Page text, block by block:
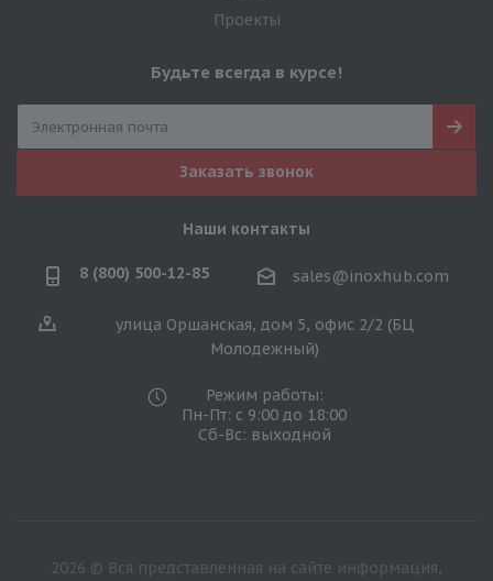
Проекты
Будьте всегда в курсе!
Заказать звонок
Наши контакты
8 (800) 500-12-85 sales@inoxhub.com
улица Оршанская, дом 5, офис 2/2 (БЦ
Молодежный)
Режим работы:
Пн-Пт: с 9:00 до 18:00
Сб-Вс: выходной
2026 © Вся представленная на сайте информация,